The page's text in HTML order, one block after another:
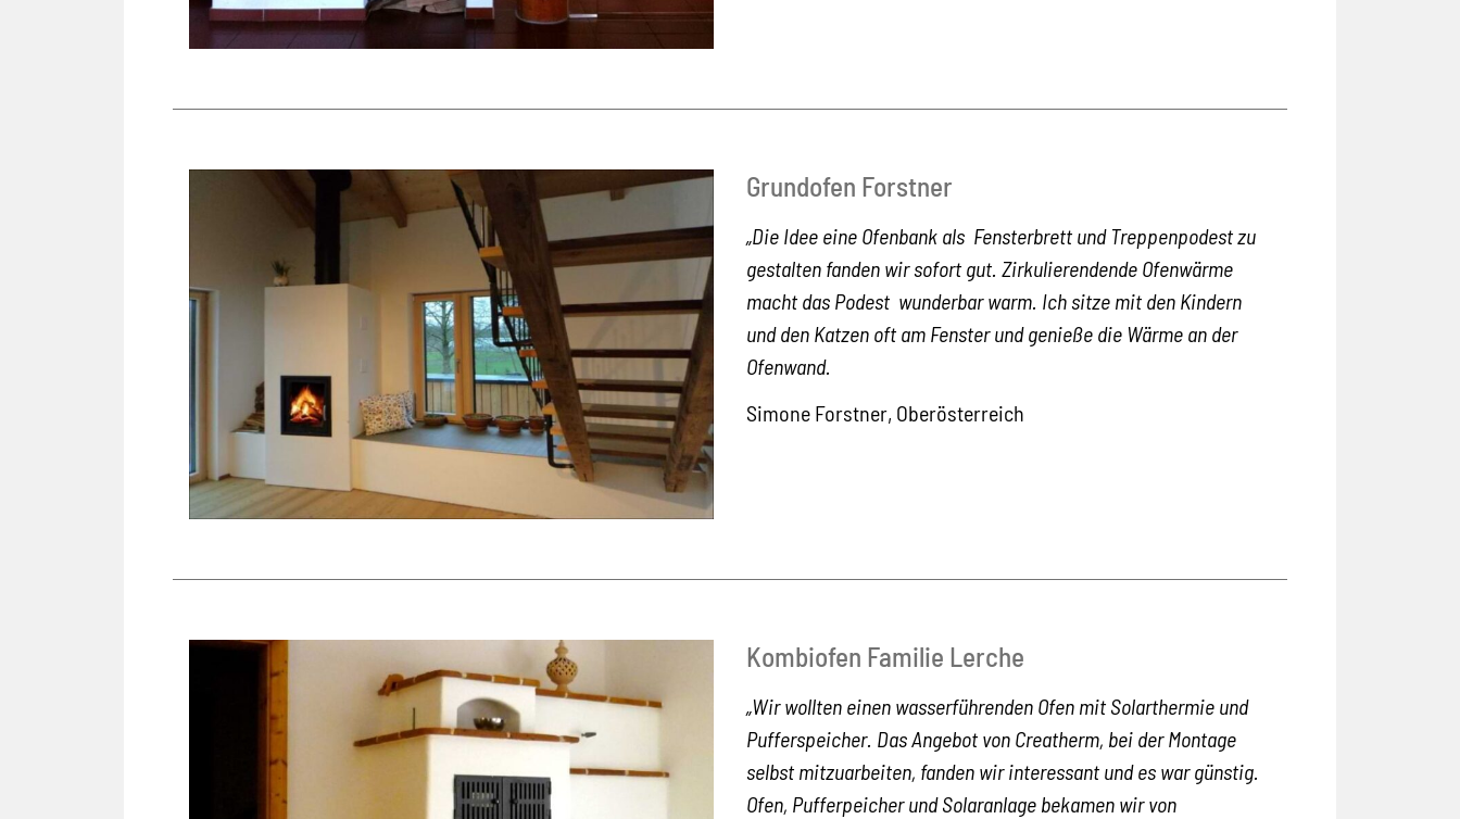
Grundofen Forstner
„Die Idee eine Ofenbank als Fensterbrett und Treppenpodest zu
gestalten fanden wir sofort gut. Zirkulierendende Ofenwärme
macht das Podest wunderbar warm. Ich sitze mit den Kindern
und den Katzen oft am Fenster und genieße die Wärme an der
Ofenwand.
Simone Forstner, Oberösterreich
Kombiofen Familie Lerche
„Wir wollten einen wasserführenden Ofen mit Solarthermie und
Pufferspeicher. Das Angebot von Creatherm, bei der Montage
selbst mitzuarbeiten, fanden wir interessant und es war günstig.
Ofen, Pufferpeicher und Solaranlage bekamen wir von